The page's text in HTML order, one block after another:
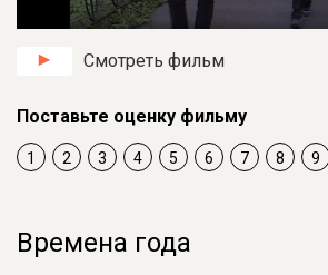
Смотреть фильм
Поставьте оценку фильму
1 2 3 4 5 6 7 8 9
Времена года